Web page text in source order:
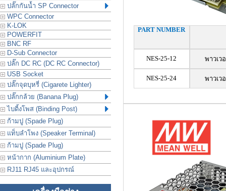
ปลั๊กกันน้ำ SP Connector
WPC Connector
K-LOK
POWERFIT
BNC RF
D-Sub Connector
ปลั๊ก DC RC (DC RC Connector)
USB Socket
ปลั๊กจุดบุหรี่ (Cigarete Lighter)
ปลั๊กกล้วย (Banana Plug)
ไบดิ้งโพส (Binding Post)
ก้ามปู (Spade Plug)
แท็บลำโพง (Speaker Terminal)
ก้ามปู (Spade Plug)
หน้ากาก (Aluminium Plate)
RJ11 RJ45 และอุปกรณ์
PART NUMBER
NES-25-12 พาวเว
NES-25-24 พาวเว